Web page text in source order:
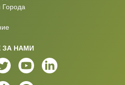
Города
ЗА НАМИ